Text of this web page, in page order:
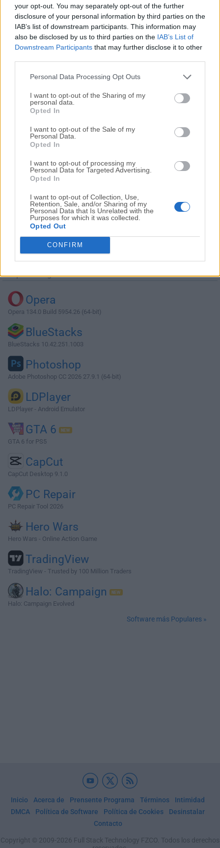
your opt-out. You may separately opt-out of the further
disclosure of your personal information by third parties on the
IAB’s list of downstream participants. This information may
also be disclosed by us to third parties on the IAB’s List of
Downstream Participants that may further disclose it to other
Personal Data Processing Opt Outs
I want to opt-out of the Sharing of my
personal data.
Opted In
I want to opt-out of the Sale of my
Personal Data.
Opted In
I want to opt-out of processing my
Personal Data for Targeted Advertising.
Opted In
I want to opt-out of Collection, Use,
Retention, Sale, and/or Sharing of my
Personal Data that Is Unrelated with the
Purposes for which it was collected.
Opted Out
CONFIRM
Nos encantaría saber de ti
Si tienes alguna pregunta o idea que desees compartir
Descargar StarUML 6.3.3
¿Por qué se publica esta aplicación en Filehorse? (
información)
Top Descargas
Opera
Opera 134.0 Build 5954.26 (64-bit)
BlueStacks
BlueStacks 10.42.251.1003
Photoshop
Adobe Photoshop CC 2026 27.9.1 (64-bit)
LDPlayer
LDPlayer - Android Emulator
GTA 6
GTA 6 for PS5
CapCut
CapCut Desktop 9.1.0
PC Repair
PC Repair Tool 2026
Hero Wars
Hero Wars - Online Action Game
TradingView
TradingView - Trusted by 100 Million Traders
Halo: Campaign
Halo: Campaign Evolved
Software más Populares »
Inicio Acerca de Prensente Programa Términos
Intimidad
DMCA
Política de Software Política de Cookies
Desinstalar
Contacto
Copyright © 2009-2026 Full Stack Technology FZCO. Todos los derechos